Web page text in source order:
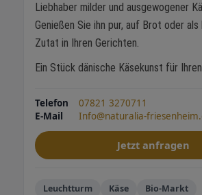
Liebhaber milder und ausgewogener
Genießen Sie ihn pur, auf Brot oder
Zutat in Ihren Gerichten.
Ein Stück dänische Käsekunst für
Telefon
07821 3270711
E-Mail
Info@naturalia-
Jetzt anfragen
Leuchtturm Käse Bio-Markt